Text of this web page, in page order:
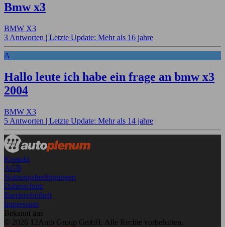
Bmw x3
BMW X3
3 Antworten | Letzte Update: Mehr als 16 jahre
A
Hallo leute ich habe ein frage an bmw x3
2004
BMW X3
5 Antworten | Letzte Update: Mehr als 14 jahre
Kontakt
AGB
Nutzungsbedingungen
Datenschutz
Barrierefreiheit
Impressum
Bekannt aus
© 2026 12Auto Group GmbH. Alle Rechte vorbehalten.